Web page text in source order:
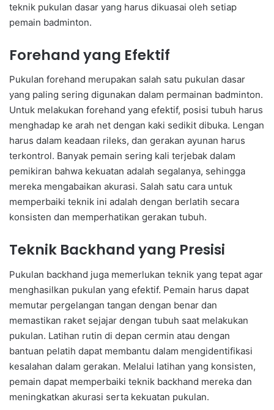
teknik pukulan dasar yang harus dikuasai oleh setiap
pemain badminton.
Forehand yang Efektif
Pukulan forehand merupakan salah satu pukulan dasar
yang paling sering digunakan dalam permainan badminton.
Untuk melakukan forehand yang efektif, posisi tubuh harus
menghadap ke arah net dengan kaki sedikit dibuka. Lengan
harus dalam keadaan rileks, dan gerakan ayunan harus
terkontrol. Banyak pemain sering kali terjebak dalam
pemikiran bahwa kekuatan adalah segalanya, sehingga
mereka mengabaikan akurasi. Salah satu cara untuk
memperbaiki teknik ini adalah dengan berlatih secara
konsisten dan memperhatikan gerakan tubuh.
Teknik Backhand yang Presisi
Pukulan backhand juga memerlukan teknik yang tepat agar
menghasilkan pukulan yang efektif. Pemain harus dapat
memutar pergelangan tangan dengan benar dan
memastikan raket sejajar dengan tubuh saat melakukan
pukulan. Latihan rutin di depan cermin atau dengan
bantuan pelatih dapat membantu dalam mengidentifikasi
kesalahan dalam gerakan. Melalui latihan yang konsisten,
pemain dapat memperbaiki teknik backhand mereka dan
meningkatkan akurasi serta kekuatan pukulan.